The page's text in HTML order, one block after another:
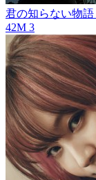
君の知らない物語
42M 3